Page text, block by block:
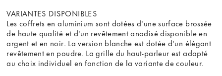
VARIANTES DISPONIBLES
Les coffrets en aluminium sont dotées d'une surface brossée
de haute qualité et d'un revêtement anodisé disponible en
argent et en noir. La version blanche est dotée d'un élégant
revêtement en poudre. La grille du haut-parleur est adapté
au choix individuel en fonction de la variante de couleur.